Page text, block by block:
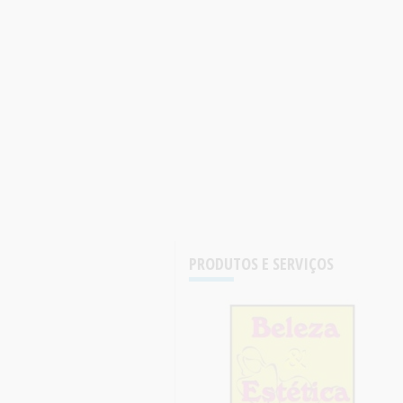
PRODUTOS E SERVIÇOS